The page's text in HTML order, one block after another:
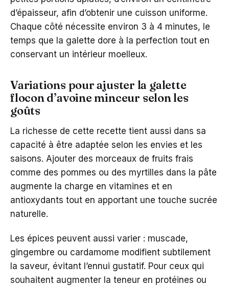
d’épaisseur, afin d’obtenir une cuisson uniforme.
Chaque côté nécessite environ 3 à 4 minutes, le
temps que la galette dore à la perfection tout en
conservant un intérieur moelleux.
Variations pour ajuster la galette
flocon d’avoine minceur selon les
goûts
La richesse de cette recette tient aussi dans sa
capacité à être adaptée selon les envies et les
saisons. Ajouter des morceaux de fruits frais
comme des pommes ou des myrtilles dans la pâte
augmente la charge en vitamines et en
antioxydants tout en apportant une touche sucrée
naturelle.
Les épices peuvent aussi varier : muscade,
gingembre ou cardamome modifient subtilement
la saveur, évitant l’ennui gustatif. Pour ceux qui
souhaitent augmenter la teneur en protéines ou